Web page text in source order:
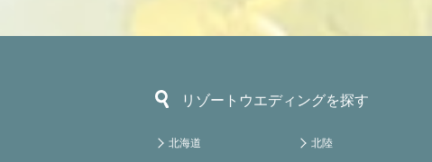
リゾートウエディングを探す
北海道 北陸